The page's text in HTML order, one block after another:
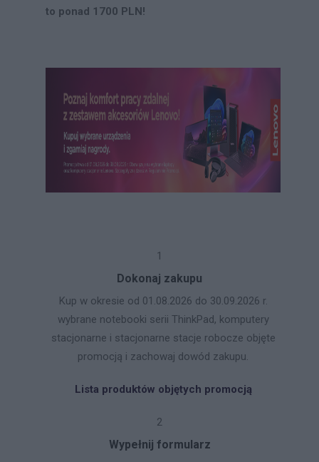
to ponad 1700 PLN!
1
Dokonaj zakupu
Kup w okresie od 01.08.2026 do 30.09.2026 r.
wybrane notebooki serii ThinkPad, komputery
stacjonarne i stacjonarne stacje robocze objęte
promocją i zachowaj dowód zakupu.
Lista produktów objętych promocją
2
Wypełnij formularz